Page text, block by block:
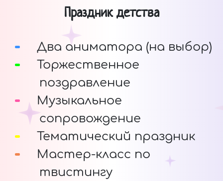
Праздник детства
Два аниматора (на выбор)
Торжественное
поздравление
Музыкальное
сопровождение
Тематический праздник
Мастер-класс по
твистингу